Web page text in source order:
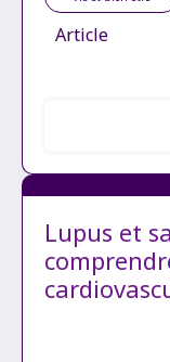
Article
Lupus et